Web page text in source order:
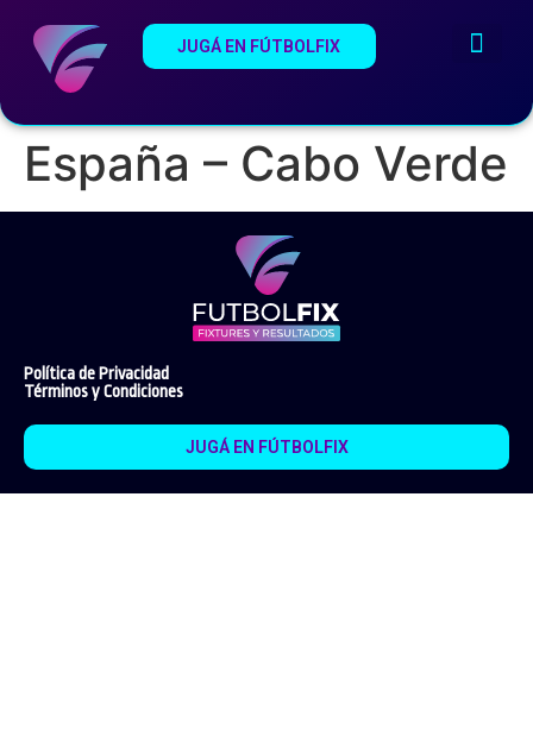
JUGÁ EN FÚTBOLFIX
España – Cabo Verde
Política de Privacidad
Términos y Condiciones
JUGÁ EN FÚTBOLFIX